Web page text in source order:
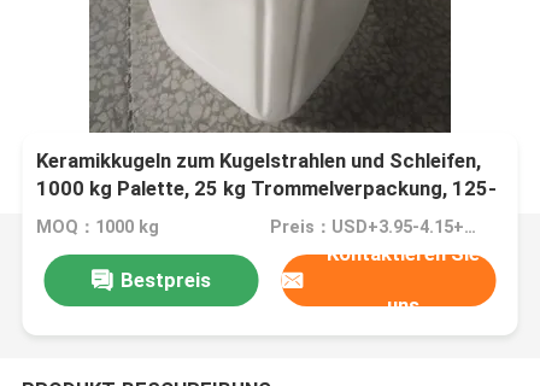
Keramikkugeln zum Kugelstrahlen und Schleifen,
1000 kg Palette, 25 kg Trommelverpackung, 125-
250 µm B60
MOQ：1000 kg Preis：USD+3.95-4.15+Kg
Bestpreis
Kontaktieren Sie
uns